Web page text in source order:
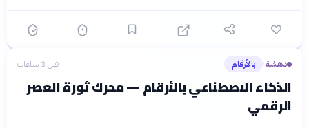
دهشة› بالأرقام قبل 3 ساعات
الذكاء الاصطناعي بالأرقام — محرك ثورة العصر
الرقمي